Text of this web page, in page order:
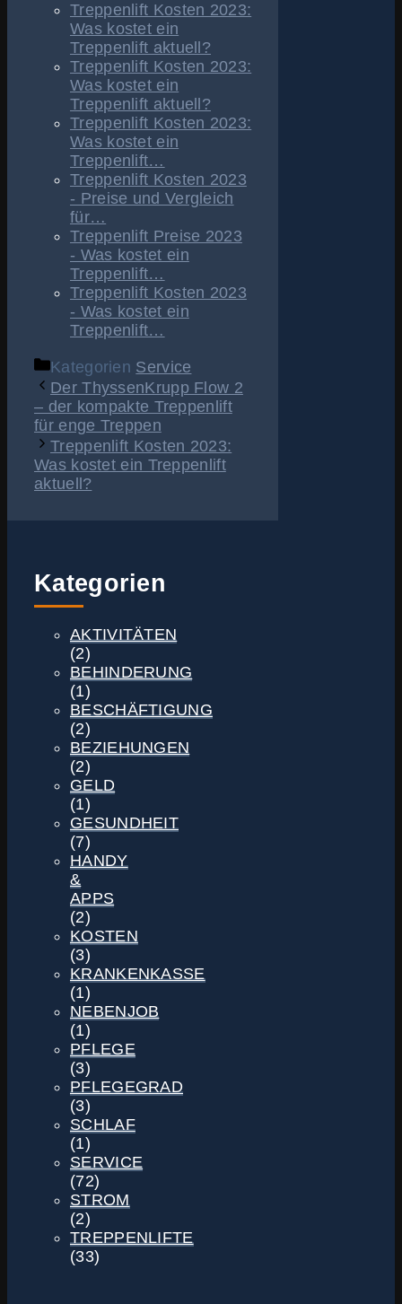
Treppenlift Kosten 2023:
Was kostet ein
Treppenlift aktuell?
Treppenlift Kosten 2023:
Was kostet ein
Treppenlift aktuell?
Treppenlift Kosten 2023:
Was kostet ein
Treppenlift…
Treppenlift Kosten 2023
- Preise und Vergleich
für…
Treppenlift Preise 2023
- Was kostet ein
Treppenlift…
Treppenlift Kosten 2023
- Was kostet ein
Treppenlift…
Kategorien Service
Der ThyssenKrupp Flow 2
– der kompakte Treppenlift
für enge Treppen
Treppenlift Kosten 2023:
Was kostet ein Treppenlift
aktuell?
Kategorien
AKTIVITÄTEN
(2)
BEHINDERUNG
(1)
BESCHÄFTIGUNG
(2)
BEZIEHUNGEN
(2)
GELD
(1)
GESUNDHEIT
(7)
HANDY
&
APPS
(2)
KOSTEN
(3)
KRANKENKASSE
(1)
NEBENJOB
(1)
PFLEGE
(3)
PFLEGEGRAD
(3)
SCHLAF
(1)
SERVICE
(72)
STROM
(2)
TREPPENLIFTE
(33)